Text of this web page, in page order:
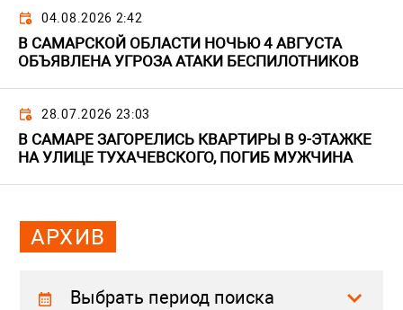
04.08.2026 2:42
В САМАРСКОЙ ОБЛАСТИ НОЧЬЮ 4 АВГУСТА
ОБЪЯВЛЕНА УГРОЗА АТАКИ БЕСПИЛОТНИКОВ
28.07.2026 23:03
В САМАРЕ ЗАГОРЕЛИСЬ КВАРТИРЫ В 9-ЭТАЖКЕ
НА УЛИЦЕ ТУХАЧЕВСКОГО, ПОГИБ МУЖЧИНА
АРХИВ
Выбрать период поиска